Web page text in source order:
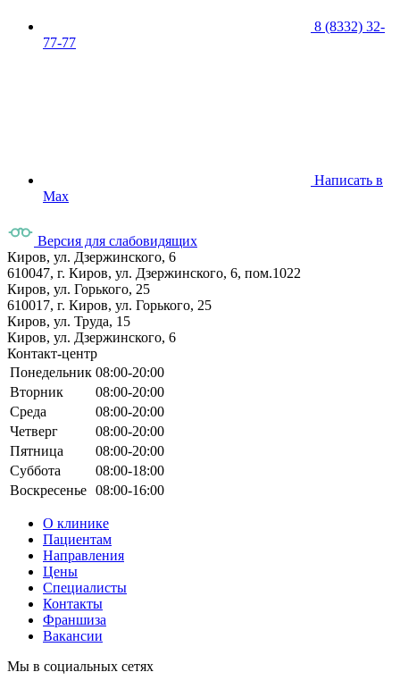
8 (8332) 32-
77-77
Написать в
Max
Версия для слабовидящих
Киров, ул. Дзержинского, 6
610047, г. Киров, ул. Дзержинского, 6, пом.1022
Киров, ул. Горького, 25
610017, г. Киров, ул. Горького, 25
Киров, ул. Труда, 15
Киров, ул. Дзержинского, 6
Контакт-центр
Понедельник 08:00-20:00
Вторник
08:00-20:00
Среда
08:00-20:00
Четверг
08:00-20:00
Пятница
08:00-20:00
Суббота
08:00-18:00
Воскресенье 08:00-16:00
О клинике
Пациентам
Направления
Цены
Специалисты
Контакты
Франшиза
Вакансии
Мы в социальных сетях